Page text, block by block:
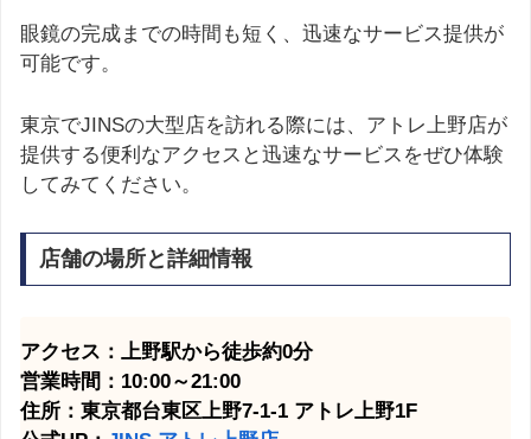
眼鏡の完成までの時間も短く、迅速なサービス提供が
可能です。
東京でJINSの大型店を訪れる際には、アトレ上野店が
提供する便利なアクセスと迅速なサービスをぜひ体験
してみてください。
店舗の場所と詳細情報
アクセス：上野駅から徒歩約0分
営業時間：10:00～21:00
住所：東京都台東区上野7-1-1 アトレ上野1F